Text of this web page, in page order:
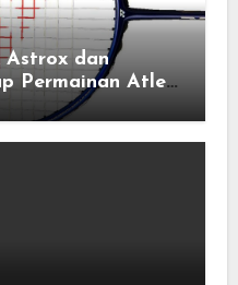
Astrox dan
Permainan Atlet